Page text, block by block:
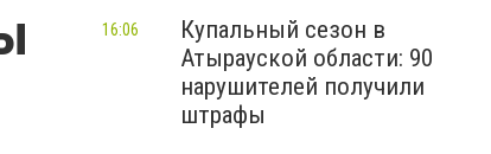
Купальный сезон в
Атырауской области: 90
нарушителей получили
штрафы
16:06